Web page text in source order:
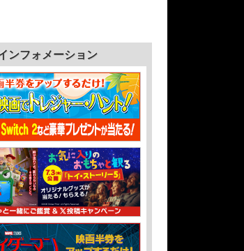
ンフォメーション